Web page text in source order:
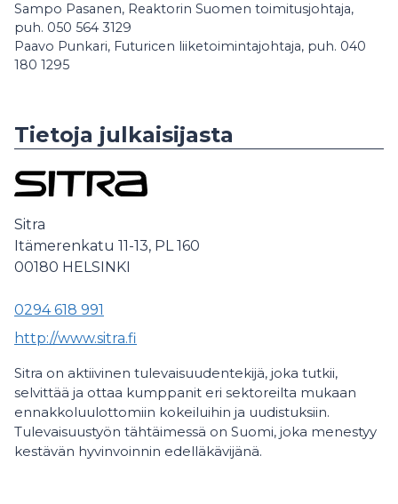
Sampo Pasanen, Reaktorin Suomen toimitusjohtaja,
puh. 050 564 3129
Paavo Punkari, Futuricen liiketoimintajohtaja, puh. 040
180 1295
Tietoja julkaisijasta
Sitra
Itämerenkatu 11-13, PL 160
00180 HELSINKI
0294 618 991
http://www.sitra.fi
Sitra on aktiivinen tulevaisuudentekijä, joka tutkii,
selvittää ja ottaa kumppanit eri sektoreilta mukaan
ennakkoluulottomiin kokeiluihin ja uudistuksiin.
Tulevaisuustyön tähtäimessä on Suomi, joka menestyy
kestävän hyvinvoinnin edelläkävijänä.